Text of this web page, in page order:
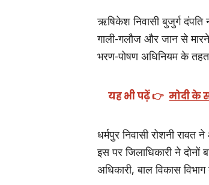
ऋषिकेश निवासी बुजुर्ग
गाली-गलौज और जान से
भरण-पोषण अधिनियम के तहत
यह भी पढ़ें 👉 मोदी के
धर्मपुर निवासी रोशनी रावत
इस पर जिलाधिकारी ने
अधिकारी, बाल विकास